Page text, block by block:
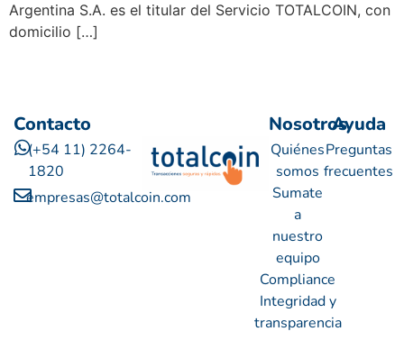
Argentina S.A. es el titular del Servicio TOTALCOIN, con
domicilio […]
Nosotros
Quiénes
somos
Sumate
a
nuestro
equipo
Compliance
Integridad y
transparencia
Ayuda
Preguntas
frecuentes
Contacto
(+54 11) 2264-
1820
empresas@totalcoin.com